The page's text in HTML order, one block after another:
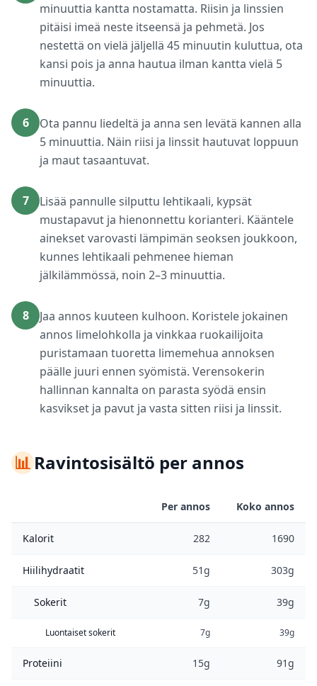
minuuttia kantta nostamatta. Riisin ja linssien
pitäisi imeä neste itseensä ja pehmetä. Jos
nestettä on vielä jäljellä 45 minuutin kuluttua, ota
kansi pois ja anna hautua ilman kantta vielä 5
minuuttia.
6
Ota pannu liedeltä ja anna sen levätä kannen alla
5 minuuttia. Näin riisi ja linssit hautuvat loppuun
ja maut tasaantuvat.
7
Lisää pannulle silputtu lehtikaali, kypsät
mustapavut ja hienonnettu korianteri. Kääntele
ainekset varovasti lämpimän seoksen joukkoon,
kunnes lehtikaali pehmenee hieman
jälkilämmössä, noin 2–3 minuuttia.
8
Jaa annos kuuteen kulhoon. Koristele jokainen
annos limelohkolla ja vinkkaa ruokailijoita
puristamaan tuoretta limemehua annoksen
päälle juuri ennen syömistä. Verensokerin
hallinnan kannalta on parasta syödä ensin
kasvikset ja pavut ja vasta sitten riisi ja linssit.
📊Ravintosisältö per annos
Per annos Koko annos
Kalorit 282 1690
Hiilihydraatit 51g 303g
Sokerit 7g 39g
Luontaiset sokerit 7g 39g
Proteiini 15g 91g